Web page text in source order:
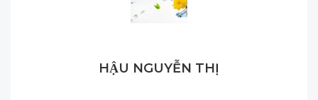
HẬU NGUYỄN THỊ